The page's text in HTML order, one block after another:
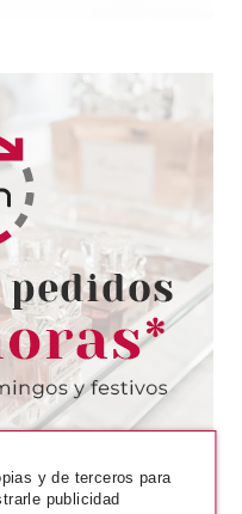
y de terceros para
publicidad